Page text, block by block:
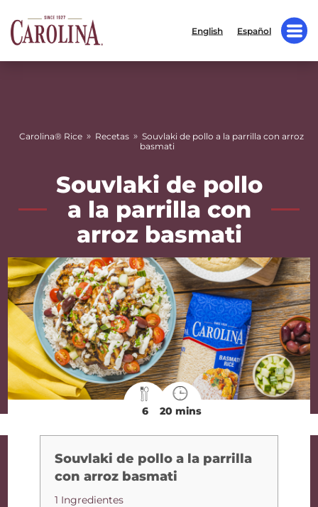
English Español
Carolina® Rice » Recetas » Souvlaki de pollo a la parrilla con arroz
basmati
Souvlaki de pollo
a la parrilla con
arroz basmati
6 20 mins
Souvlaki de pollo a la parrilla
con arroz basmati
1 Ingredientes